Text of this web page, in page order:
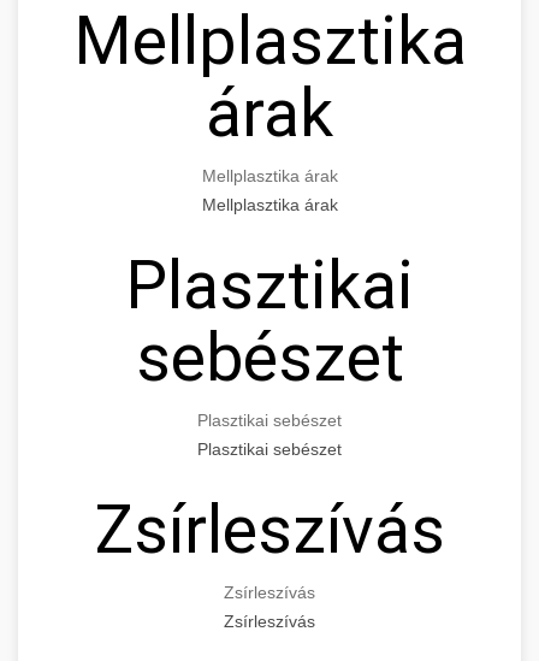
Mellplasztika
árak
Mellplasztika árak
Mellplasztika árak
Plasztikai
sebészet
Plasztikai sebészet
Plasztikai sebészet
Zsírleszívás
Zsírleszívás
Zsírleszívás